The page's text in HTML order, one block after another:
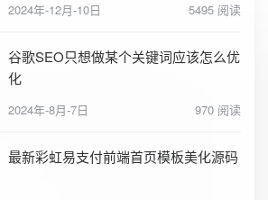
2024年-12月-10日 5495 阅读
谷歌SEO只想做某个关键词应该怎么优
化
2024年-8月-7日 970 阅读
最新彩虹易支付前端首页模板美化源码